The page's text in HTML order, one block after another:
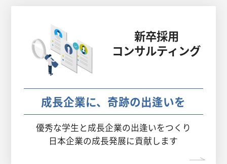
新卒採用
コンサルティング
成長企業に、奇跡の出逢いを
優秀な学生と成長企業の出逢いをつくり
日本企業の成長発展に貢献します